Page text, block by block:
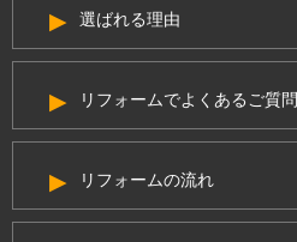
選ばれる理由
リフォームでよくあるご質問
リフォームの流れ